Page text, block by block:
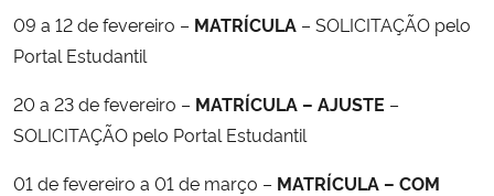
Ministério do Meio Ambiente
Ministério do Turismo
09 a 12 de fevereiro – MATRÍCULA – SOLICITAÇÃO pelo
Portal Estudantil
20 a 23 de fevereiro – MATRÍCULA – AJUSTE –
SOLICITAÇÃO pelo Portal Estudantil
01 de fevereiro a 01 de março – MATRÍCULA – COM